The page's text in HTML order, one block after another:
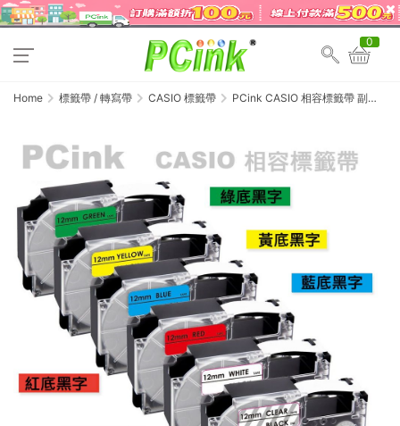
0
Home 標籤帶 / 轉寫帶 CASIO 標籤帶
PCink CASIO 相容標籤帶 副廠